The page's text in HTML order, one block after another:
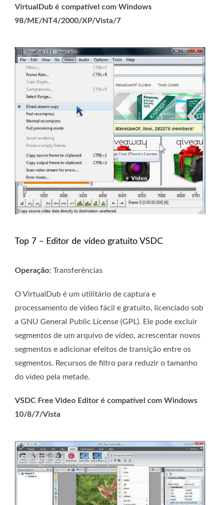
VirtualDub é compatível com Windows
98/ME/NT4/2000/XP/Vista/7
Top 7 – Editor de vídeo gratuito VSDC
Operação: Transferências
O VirtualDub é um utilitário de captura e
processamento de vídeo fácil e gratuito, licenciado sob
a GNU General Public License (GPL). Ele pode excluir
segmentos de um arquivo de vídeo, acrescentar novos
segmentos e adicionar efeitos de transição entre os
segmentos. Recursos de filtro para reduzir o tamanho
do vídeo pela metade.
VSDC Free Video Editor é compatível com Windows
10/8/7/Vista